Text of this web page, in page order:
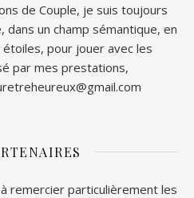
de Couple, je suis toujours
un champ sémantique, en
pour jouer avec les
par mes prestations,
remercier particulièrement les